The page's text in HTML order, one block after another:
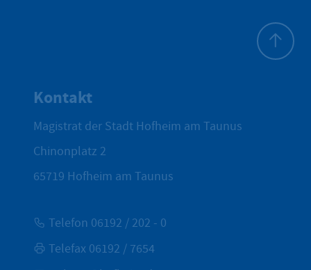
Kontakt
Magistrat der Stadt Hofheim am Taunus
Chinonplatz 2
65719 Hofheim am Taunus
Telefon 06192 / 202 - 0
Telefax 06192 / 7654